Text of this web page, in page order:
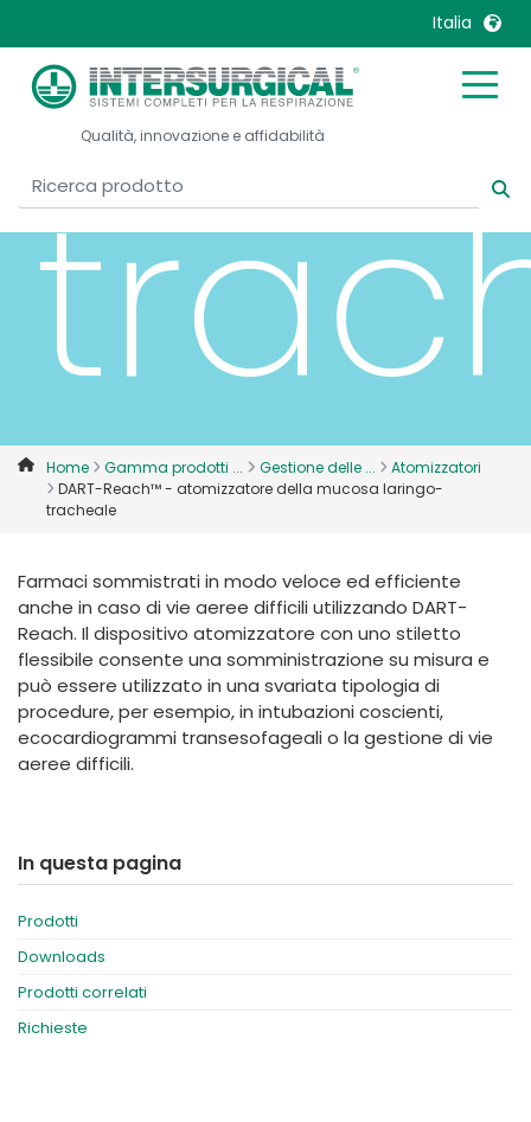
Italia
United Kingdom
United States
Belgique, Français
Canada, English
Canada, Français
China
Denmark
Deutschland
France
Malaysia
Mexico
Nederlands
Norway
Russia
Sweden
International English
Qualità, innovazione e affidabilità
Home Gamma prodotti ... Gestione delle ...
Atomizzatori
DART-Reach™ - atomizzatore della mucosa laringo-
tracheale
Farmaci sommistrati in modo veloce ed efficiente
anche in caso di vie aeree difficili utilizzando DART-
Reach. Il dispositivo atomizzatore con uno stiletto
flessibile consente una somministrazione su misura e
può essere utilizzato in una svariata tipologia di
procedure, per esempio, in intubazioni coscienti,
ecocardiogrammi transesofageali o la gestione di vie
aeree difficili.
In questa pagina
Prodotti
Downloads
Prodotti correlati
Richieste